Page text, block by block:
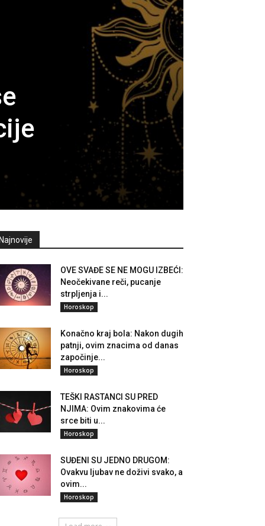
Najnovije
OVE SVAĐE SE NE MOGU IZBEĆI:
Neočekivane reči, pucanje
strpljenja i...
Horoskop
Konačno kraj bola: Nakon dugih
patnji, ovim znacima od danas
započinje...
Horoskop
TEŠKI RASTANCI SU PRED
NJIMA: Ovim znakovima će
srce biti u...
Horoskop
SUĐENI SU JEDNO DRUGOM:
Ovakvu ljubav ne doživi svako, a
ovim...
Horoskop